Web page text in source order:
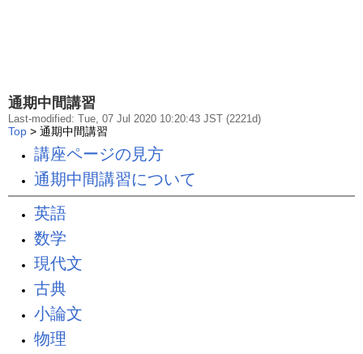
通期中間講習
Last-modified: Tue, 07 Jul 2020 10:20:43 JST (2221d)
Top > 通期中間講習
講座ページの見方
通期中間講習について
英語
数学
現代文
古典
小論文
物理